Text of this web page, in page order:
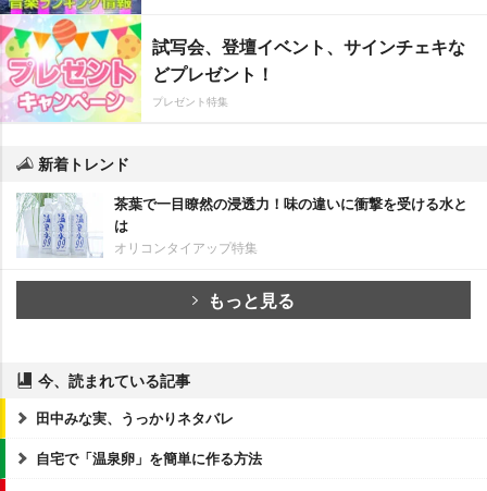
試写会、登壇イベント、サインチェキな
どプレゼント！
プレゼント特集
新着トレンド
茶葉で一目瞭然の浸透力！味の違いに衝撃を受ける水と
は
オリコンタイアップ特集
もっと見る
今、読まれている記事
田中みな実、うっかりネタバレ
自宅で「温泉卵」を簡単に作る方法